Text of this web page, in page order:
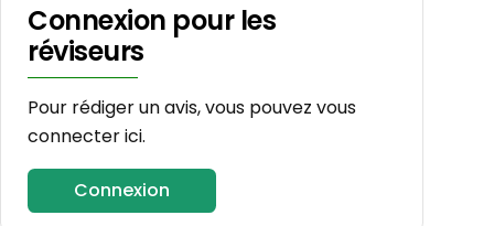
Connexion pour les
réviseurs
Pour rédiger un avis, vous pouvez vous
connecter ici.
Connexion